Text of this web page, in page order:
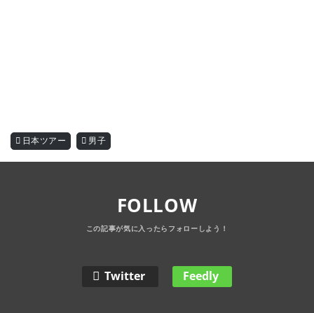
日本ツアー 男子
FOLLOW
Twitter Feedly